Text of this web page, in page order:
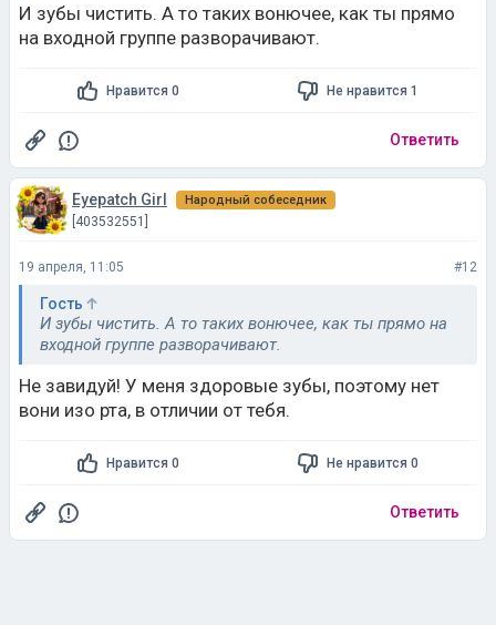
И зубы чистить. А то таких вонючее, как ты прямо
на входной группе разворачивают.
Нравится 0 Не нравится 1
Ответить
Eyepatch Girl Народный собеседник
[403532551]
19 апреля, 11:05 #12
Гость
И зубы чистить. А то таких вонючее, как ты прямо на
входной группе разворачивают.
Не завидуй! У меня здоровые зубы, поэтому нет
вони изо рта, в отличии от тебя.
Нравится 0 Не нравится 0
Ответить